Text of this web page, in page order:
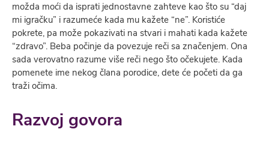
možda moći da isprati jednostavne zahteve kao što su “daj
mi igračku” i razumeće kada mu kažete “ne”. Koristiće
pokrete, pa može pokazivati na stvari i mahati kada kažete
“zdravo”. Beba počinje da povezuje reči sa značenjem. Ona
sada verovatno razume više reči nego što očekujete. Kada
pomenete ime nekog člana porodice, dete će početi da ga
traži očima.
Razvoj govora